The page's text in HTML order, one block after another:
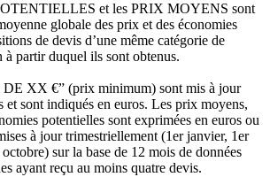
et les PRIX MOYENS sont
globale des prix et des économies
de devis d’une même catégorie de
à partir duquel ils sont obtenus.
XX €” (prix minimum) sont mis à jour
et sont indiqués en euros. Les prix moyens,
potentielles sont exprimées en euros ou
à jour trimestriellement (1er janvier, 1er
sur la base de 12 mois de données
ayant reçu au moins quatre devis.